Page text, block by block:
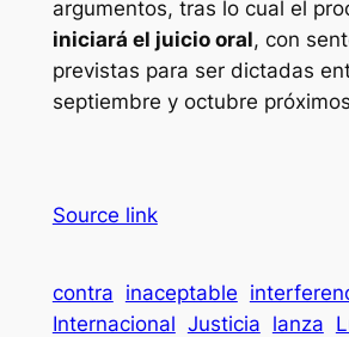
argumentos, tras lo cual el
iniciará el juicio oral, con
previstas para ser dictadas
septiembre y octubre
Source link
contra inaceptable
Internacional Justicia lanza